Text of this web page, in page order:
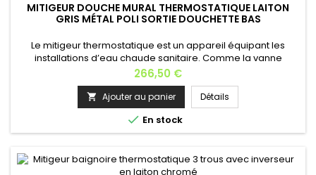
MITIGEUR DOUCHE MURAL THERMOSTATIQUE LAITON
GRIS MÉTAL POLI SORTIE DOUCHETTE BAS
Le mitigeur thermostatique est un appareil équipant les
installations d’eau chaude sanitaire. Comme la vanne
thermostatique, il réalise une action sur les débits en fonction
d’une température. Matière: laiton Finition: gris métal
poli Longueur: 28,5 cm Profondeur: 9 cm Hauteur: 8 cm Poids:
2,5 kg Garantie: 6 ans En option: la douchette avec support
fixe...
Prix
266,50 €
 Ajouter au panier Détails
 En stock